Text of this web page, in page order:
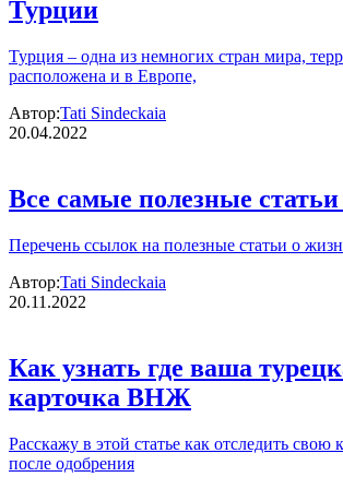
Турции
Турция – одна из немногих стран мира,
расположена и в Европе,
Автор:Tati Sindeckaia
20.04.2022
Все самые полезные
Перечень ссылок на полезные статьи о
Автор:Tati Sindeckaia
20.11.2022
Как узнать где ваша
карточка ВНЖ
Расскажу в этой статье как отследить
после одобрения